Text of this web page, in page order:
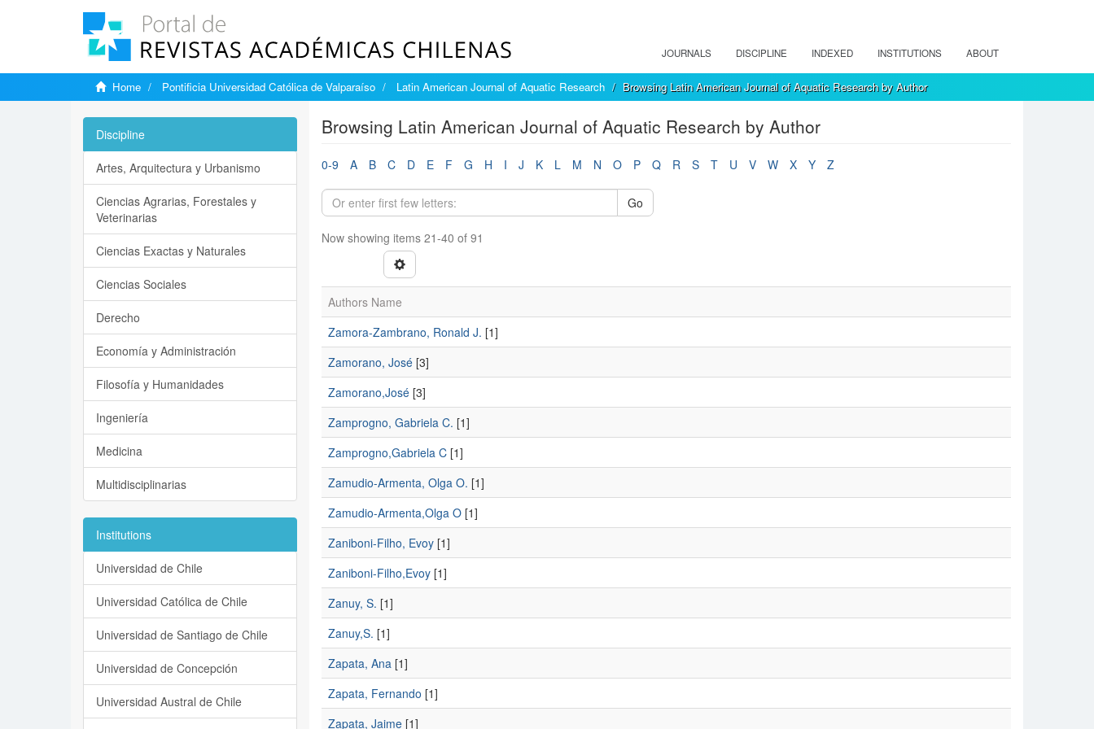
JOURNALS DISCIPLINE INDEXED INSTITUTIONS ABOUT
Home Pontificia Universidad Católica de Valparaíso Latin American Journal of Aquatic Research Browsing Latin American Journal of Aquatic Research by Author
Browsing Latin American Journal of Aquatic Research by Author
0-9 A B C D E F G H I J K L M N O P Q R S T U V W X Y Z
Go
Now showing items 21-40 of 91
Authors Name
Zamora-Zambrano, Ronald J. [1]
Zamorano, José[3]
Zamorano,José[3]
Zamprogno, Gabriela C. [1]
Zamprogno,Gabriela C[1]
Zamudio-Armenta, Olga O. [1]
Zamudio-Armenta,Olga O[1]
Zaniboni-Filho, Evoy[1]
Zaniboni-Filho,Evoy[1]
Zanuy, S. [1]
Zanuy,S. [1]
Zapata, Ana[1]
Zapata, Fernando [1]
Zapata, Jaime[1]
Discipline
Artes, Arquitectura y Urbanismo
Ciencias Agrarias, Forestales y
Veterinarias
Ciencias Exactas y Naturales
Ciencias Sociales
Derecho
Economía y Administración
Filosofía y Humanidades
Ingeniería
Medicina
Multidisciplinarias
Institutions
Universidad de Chile
Universidad Católica de Chile
Universidad de Santiago de Chile
Universidad de Concepción
Universidad Austral de Chile